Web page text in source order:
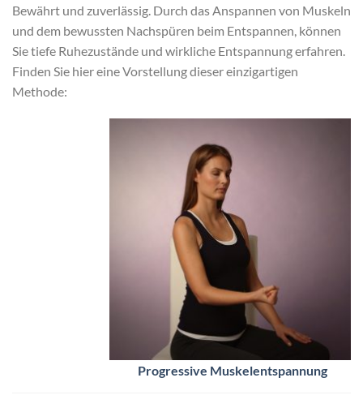
Bewährt und zuverlässig. Durch das Anspannen von Muskeln
und dem bewussten Nachspüren beim Entspannen, können
Sie tiefe Ruhezustände und wirkliche Entspannung erfahren.
Finden Sie hier eine Vorstellung dieser einzigartigen
Methode:
Progressive Muskelentspannung